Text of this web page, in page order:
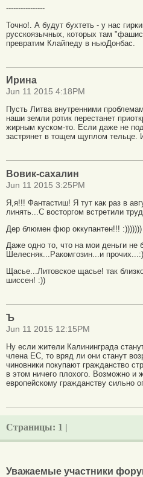
----------------
Точно!. А будут бухтеть - у нас
русскоязычных, которых там
превратим Клайпеду в ньюДонбас.
Ирина
Jun 11 2015 4:18PM
Пусть Литва внутренними
наши земли ротик перестанет
жирным куском-то. Если даже не
застрянет в тощем щуплом тельце.
Вовик-сахалин
Jun 11 2015 3:25PM
Я,я!!! Фантастиш! Я тут как раз в
линять...С восторгом встретили
Дер блюмен фюр оккупантен!!! :)))))))
Даже одно то, что на мои деньги не
Шелесняк...Ракомгозин...и
Щасье...Литовское щасье! так
шиссен! :))
Ъ
Jun 11 2015 12:15PM
Ну если жители Калининграда
члена ЕС, то вряд ли они станут
чиновники покупают гражданство
в этом ничего плохого. Возможно и
европейскому гражданству сильно
Страницы: 1 |
Уважаемые участники